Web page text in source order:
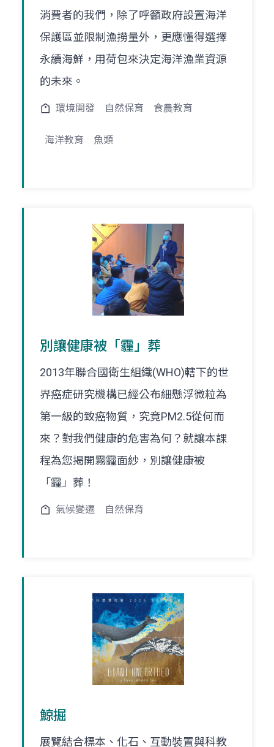
消費者的我們，除了呼籲政府設置海洋
保護區並限制漁撈量外，更應懂得選擇
永續海鮮，用荷包來決定海洋漁業資源
的未來。
環境開發 自然保育 食農教育
海洋教育 魚類
別讓健康被「霾」葬
2013年聯合國衛生組織(WHO)轄下的世
界癌症研究機構已經公布細懸浮微粒為
第一級的致癌物質，究竟PM2.5從何而
來？對我們健康的危害為何？就讓本課
程為您揭開霧霾面紗，別讓健康被
「霾」葬！
氣候變遷 自然保育
鯨掘
展覽結合標本、化石、互動裝置與科教